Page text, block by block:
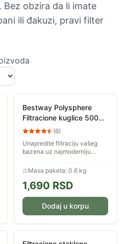
Bez obzira da li imate
ili đakuzi, pravi filter
Bestway Polysphere
Filtracione kuglice 500g
58475
(6)
Unapredite filtraciju vašeg
bazena uz najmoderniju
Bestway PolySphere loptice
su dizajnirane da učine
održavanje bazena...
⚖Masa paketa: 0.6 kg
1,690 RSD
Dodaj u korpu